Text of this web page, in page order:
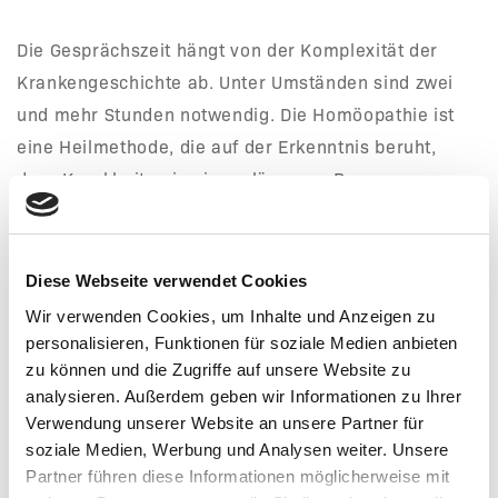
Diese Webseite verwendet Cookies
Wir verwenden Cookies, um Inhalte und Anzeigen zu
personalisieren, Funktionen für soziale Medien anbieten
zu können und die Zugriffe auf unsere Website zu
analysieren. Außerdem geben wir Informationen zu Ihrer
Verwendung unserer Website an unsere Partner für
soziale Medien, Werbung und Analysen weiter. Unsere
Partner führen diese Informationen möglicherweise mit
Die Gesprächszeit hängt von der Komplexität der
Krankengeschichte ab. Unter Umständen sind zwei
und mehr Stunden notwendig. Die Homöopathie ist
eine Heilmethode, die auf der Erkenntnis beruht,
dass Krankheiten in einem längeren Prozess
entstehen, der mit negativen Emotionen und
Gedanken beginnt. Meistens sind sie eine Reaktion
auf Lebensumstände, die als widrig empfunden
werden.
Gefühle und Gedanken lösen physische Reaktionen
aus und beeinflussen unseren gesamten
Stoffwechsel. Körperliche Reaktion werden auch
durch Emotionen wie Angst (Herzrasen) oder Zorn